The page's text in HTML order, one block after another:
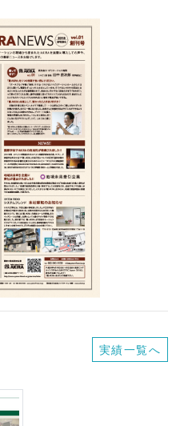
実績一覧へ